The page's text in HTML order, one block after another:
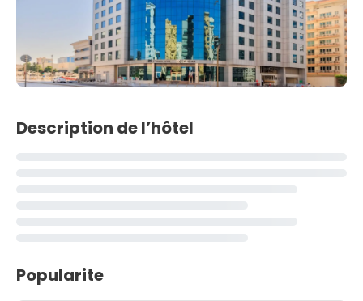
Description de l’hôtel
Popularite